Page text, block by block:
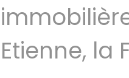
Etienne, la